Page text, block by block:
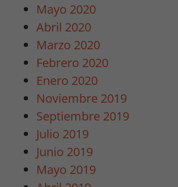
Mayo 2020
Abril 2020
Marzo 2020
Febrero 2020
Enero 2020
Noviembre 2019
Septiembre 2019
Julio 2019
Junio 2019
Mayo 2019